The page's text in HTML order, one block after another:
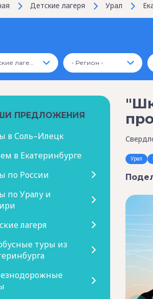
Детские лагеря Урал
Детские лагеря - Регион -
ПРЕДЛОЖЕНИЯ
в Соль–Илецк
в Екатеринбурге
по России
по Уралу и
лагеря
туры из
Урал